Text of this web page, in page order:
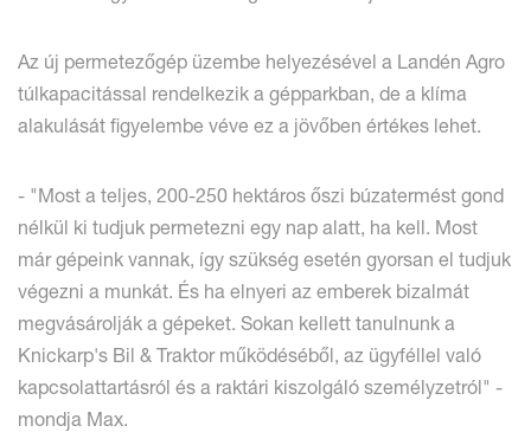
Az új permetezőgép üzembe helyezésével a Landén Agro
túlkapacitással rendelkezik a gépparkban, de a klíma
alakulását figyelembe véve ez a jövőben értékes lehet.
- "Most a teljes, 200-250 hektáros őszi búzatermést gond
nélkül ki tudjuk permetezni egy nap alatt, ha kell. Most
már gépeink vannak, így szükség esetén gyorsan el tudjuk
végezni a munkát. És ha elnyeri az emberek bizalmát
megvásárolják a gépeket. Sokan kellett tanulnunk a
Knickarp's Bil & Traktor működéséből, az ügyféllel való
kapcsolattartásról és a raktári kiszolgáló személyzetról" -
mondja Max.